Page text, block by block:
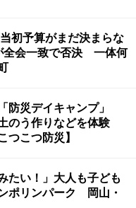
初予算がまだ決まらな
会一致で否決 一体何
防災デイキャンプ」
のう作りなどを体験
つこつ防災】
たい！」大人も子ども
ポリンパーク 岡山・